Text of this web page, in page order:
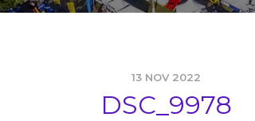
13 NOV 2022
DSC_9978